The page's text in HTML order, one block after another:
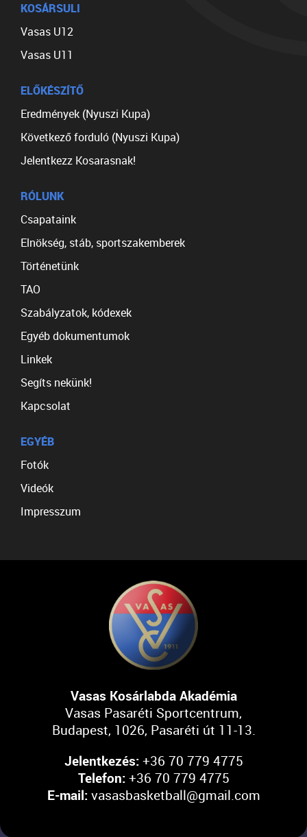
KOSÁRSULI
Vasas U12
Vasas U11
ELŐKÉSZÍTŐ
Eredmények (Nyuszi Kupa)
Következő forduló (Nyuszi Kupa)
Jelentkezz Kosarasnak!
RÓLUNK
Csapataink
Elnökség, stáb, sportszakemberek
Történetünk
TAO
Szabályzatok, kódexek
Egyéb dokumentumok
Linkek
Segíts nekünk!
Kapcsolat
EGYÉB
Fotók
Videók
Impresszum
Vasas Kosárlabda Akadémia
Vasas Pasaréti Sportcentrum,
Budapest, 1026, Pasaréti út 11-13.
Jelentkezés: +36 70 779 4775
Telefon: +36 70 779 4775
E-mail: vasasbasketball@gmail.com